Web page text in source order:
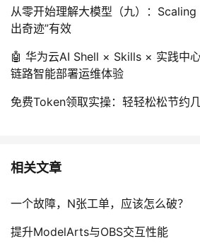
从零开始理解大模型（九）：
出奇迹”有效
🤖 华为云AI Shell × Skills × 实践中心
链路智能部署运维体验
免费Token领取实操：轻轻松松节约
相关文章
一个故障，N张工单，应该怎么破？
提升ModelArts与OBS交互性能